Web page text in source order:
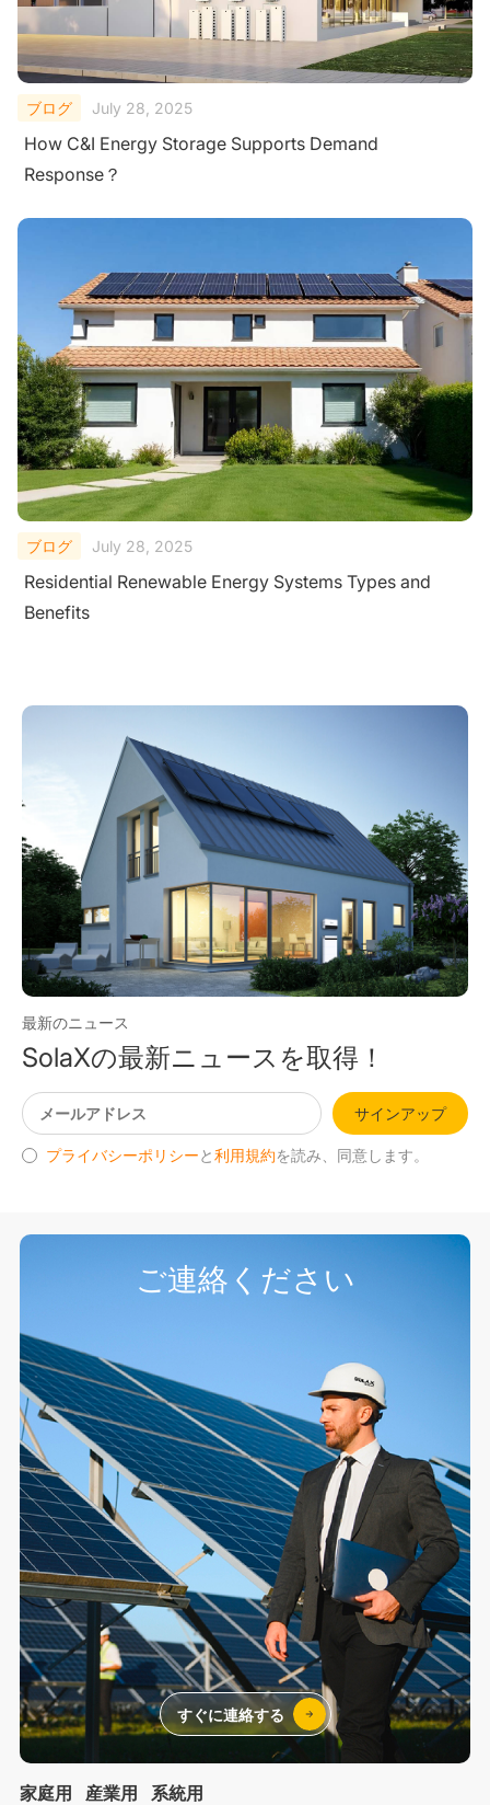
ブログ July 28, 2025
How C&I Energy Storage Supports Demand
Response？
ブログ July 28, 2025
Residential Renewable Energy Systems Types and
Benefits
最新のニュース
SolaXの最新ニュースを取得！
サインアップ
プライバシーポリシーと利用規約を読み、同意します。
家庭用 産業用 系統用
ご連絡ください
すぐに連絡する